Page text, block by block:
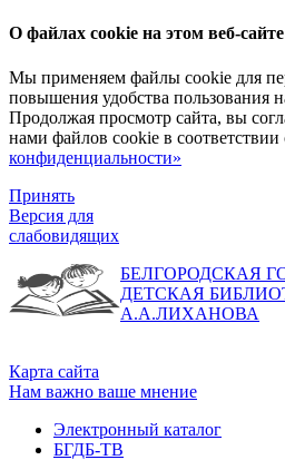
О файлах cookie на этом веб-сайте
Мы применяем файлы cookie для
повышения удобства пользования
Продолжая просмотр сайта, вы
нами файлов cookie в соответствии
конфиденциальности»
Принять
Версия для
слабовидящих
БЕЛГОРОДСКАЯ
ДЕТСКАЯ
А.А.ЛИХАНОВА
Карта сайта
Нам важно ваше мнение
Электронный каталог
БГДБ-ТВ